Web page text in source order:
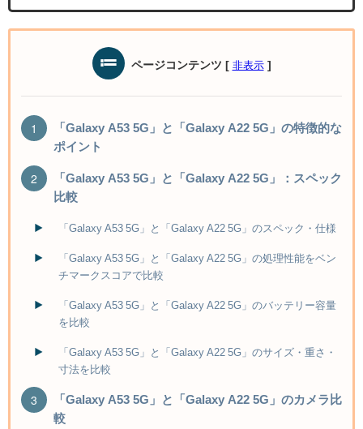
ページコンテンツ [ 非表示 ]
「Galaxy A53 5G」と「Galaxy A22 5G」の特徴的な
ポイント
「Galaxy A53 5G」と「Galaxy A22 5G」：スペック
比較
「Galaxy A53 5G」と「Galaxy A22 5G」のスペック・仕様
「Galaxy A53 5G」と「Galaxy A22 5G」の処理性能をベン
チマークスコアで比較
「Galaxy A53 5G」と「Galaxy A22 5G」のバッテリー容量
を比較
「Galaxy A53 5G」と「Galaxy A22 5G」のサイズ・重さ・
寸法を比較
「Galaxy A53 5G」と「Galaxy A22 5G」のカメラ比
較